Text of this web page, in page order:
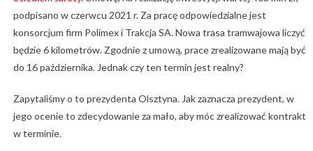
podpisano w czerwcu 2021 r. Za pracę odpowiedzialne jest
konsorcjum firm Polimex i Trakcja SA. Nowa trasa tramwajowa liczyć
będzie 6 kilometrów. Zgodnie z umową, prace zrealizowane mają być
do 16 października. Jednak czy ten termin jest realny?
Zapytaliśmy o to prezydenta Olsztyna. Jak zaznacza prezydent, w
jego ocenie to zdecydowanie za mało, aby móc zrealizować kontrakt
w terminie.